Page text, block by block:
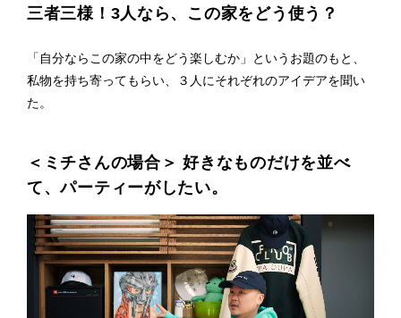
三者三様！3人なら、この家をどう使う？
「自分ならこの家の中をどう楽しむか」というお題のもと、
私物を持ち寄ってもらい、３人にそれぞれのアイデアを聞い
た。
＜ミチさんの場合＞ 好きなものだけを並べ
て、パーティーがしたい。